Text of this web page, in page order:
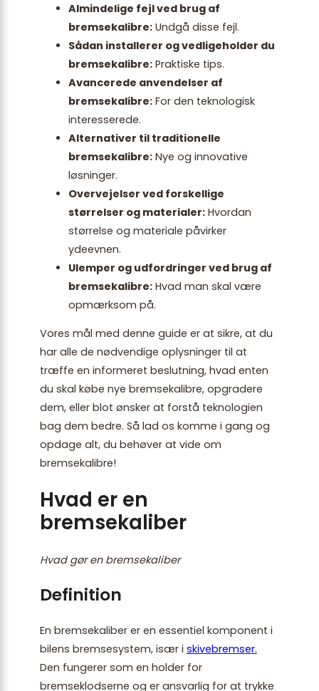
Almindelige fejl ved brug af
bremsekalibre:Undgå disse fejl.
Sådan installerer og vedligeholder du
bremsekalibre:Praktiske tips.
Avancerede anvendelser af
bremsekalibre:For den teknologisk
interesserede.
Alternativer til traditionelle
bremsekalibre:Nye og innovative
løsninger.
Overvejelser ved forskellige
størrelser og materialer:Hvordan
størrelse og materiale påvirker
ydeevnen.
Ulemper og udfordringer ved brug af
bremsekalibre:Hvad man skal være
opmærksom på.
Vores mål med denne guide er at sikre, at du
har alle de nødvendige oplysninger til at
træffe en informeret beslutning, hvad enten
du skal købe nye bremsekalibre, opgradere
dem, eller blot ønsker at forstå teknologien
bag dem bedre. Så lad os komme i gang og
opdage alt, du behøver at vide om
bremsekalibre!
Hvad er en
bremsekaliber
Hvad gør en bremsekaliber
Definition
En bremsekaliber er en essentiel komponent i
bilens bremsesystem, især i skivebremser.
Den fungerer som en holder for
bremseklodserne og er ansvarlig for at trykke